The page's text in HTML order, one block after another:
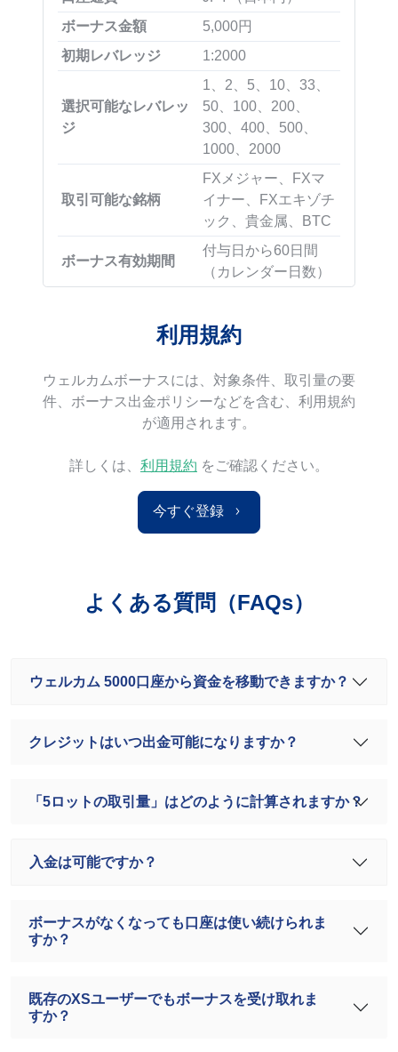
ボーナス金額
5,000円
初期レバレッジ
1:2000
選択可能なレバレッ
ジ
1、2、5、10、33、
50、100、200、
300、400、500、
1000、2000
取引可能な銘柄
FXメジャー、FXマ
イナー、FXエキゾチ
ック、貴金属、BTC
ボーナス有効期間
付与日から60日間
（カレンダー日数）
利用規約
ウェルカムボーナスには、対象条件、取引量の要
件、ボーナス出金ポリシーなどを含む、利用規約
が適用されます。
詳しくは、 利用規約 をご確認ください。
今すぐ登録
よくある質問（FAQs）
ウェルカム 5000口座から資金を移動できますか？
クレジットはいつ出金可能になりますか？
「5ロットの取引量」はどのように計算されますか？
入金は可能ですか？
ボーナスがなくなっても口座は使い続けられま
すか？
既存のXSユーザーでもボーナスを受け取れま
すか？